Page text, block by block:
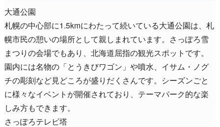
大通公園
札幌の中心部に1.5kmにわたって続いている大通公園は、札
幌市民の憩いの場所として親しまれています。さっぽろ雪
まつりの会場でもあり、北海道屈指の観光スポットです。
園内には名物の「とうきびワゴン」や噴水、イサム・ノグ
チの彫刻など見どころが盛りだくさんです。シーズンごと
に様々なイベントが開催されており、テーマパーク的な楽
しみ方もできます。
さっぽろテレビ塔